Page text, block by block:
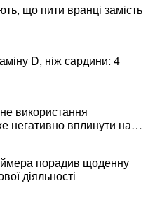
що пити вранці замість
D, ніж сардини: 4
використання
негативно вплинути на
порадив щоденну
діяльності